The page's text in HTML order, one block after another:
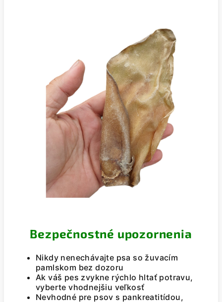
Bezpečnostné upozornenia
Nikdy nenechávajte psa so žuvacím
pamlskom bez dozoru
Ak váš pes zvykne rýchlo hltať potravu,
vyberte vhodnejšiu veľkosť
Nevhodné pre psov s pankreatitídou,